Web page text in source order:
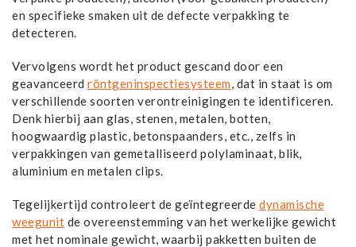
en specifieke smaken uit de defecte verpakking te
detecteren.
Vervolgens wordt het product gescand door een
geavanceerd röntgeninspectiesysteem, dat in staat is om
verschillende soorten verontreinigingen te identificeren.
Denk hierbij aan glas, stenen, metalen, botten,
hoogwaardig plastic, betonspaanders, etc., zelfs in
verpakkingen van gemetalliseerd polylaminaat, blik,
aluminium en metalen clips.
Tegelijkertijd controleert de geïntegreerde dynamische
weegunit de overeenstemming van het werkelijke gewicht
met het nominale gewicht, waarbij pakketten buiten de